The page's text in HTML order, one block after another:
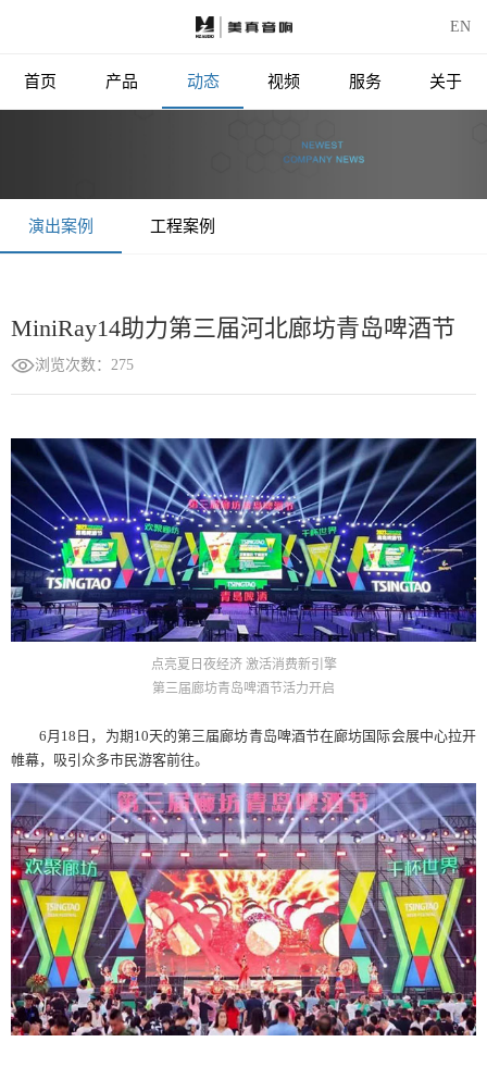
EN
首页 产品 动态 视频 服务 关于
演出案例 工程案例
MiniRay14助力第三届河北廊坊青岛啤酒节
浏览次数：275
点亮夏日夜经济 激活消费新引擎
第三届廊坊青岛啤酒节活力开启
6月18日，为期10天的第三届廊坊青岛啤酒节在廊坊国际会展中心拉开
帷幕，吸引众多市民游客前往。